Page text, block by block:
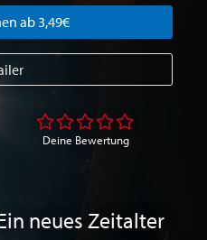
neues Zeitalter
ab 3,49€
Deine Bewertung